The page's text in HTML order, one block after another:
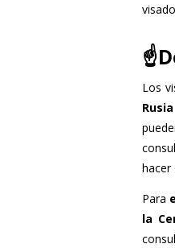
Los
hacer
Para
la